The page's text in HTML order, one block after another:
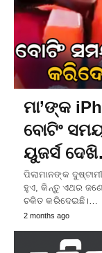
ମା’ଙ୍କ
ବୋଟିଂ
ୟୁଜର୍ସ
ପିଲାମାନଙ୍କ
ହୁଏ, କିନ୍ତୁ ଏଥର ଜଣେ
ଚକିତ କରିଦେଇଛି।…
2 months ago